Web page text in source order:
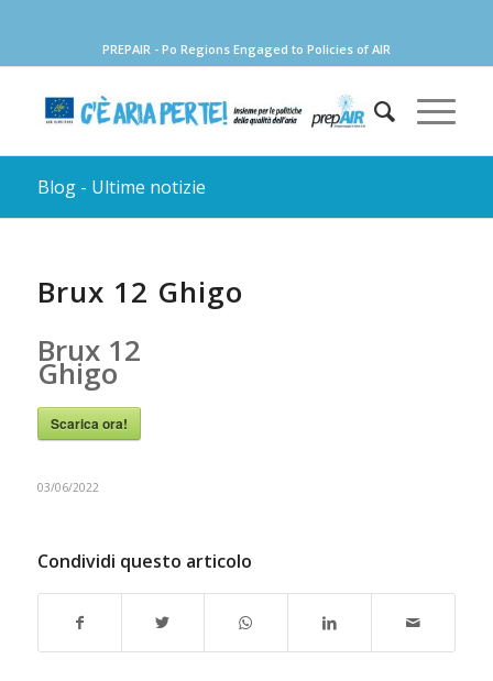
PREPAIR - Po Regions Engaged to Policies of AIR
Blog - Ultime notizie
Brux 12 Ghigo
Brux 12
Ghigo
Scarica ora!
03/06/2022
Condividi questo articolo